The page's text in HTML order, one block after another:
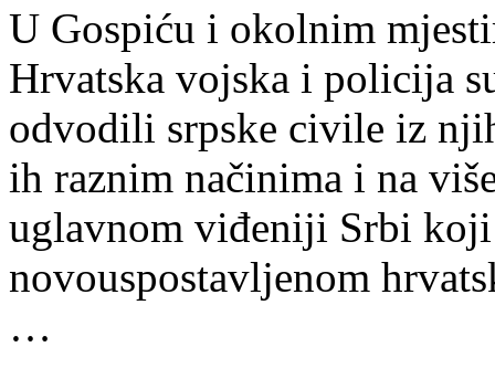
U Gospiću i okolnim
Hrvatska vojska i policija
odvodili srpske civile iz
ih raznim načinima i na
uglavnom viđeniji Srbi
novouspostavljenom
…